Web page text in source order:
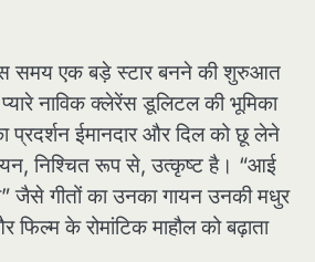
समय एक बड़े स्टार बनने की शुरुआत
नाविक क्लेरेंस डूलिटल की भूमिका
प्रदर्शन ईमानदार और दिल को छू लेने
निश्चित रूप से, उत्कृष्ट है। “आई
जैसे गीतों का उनका गायन उनकी मधुर
फिल्म के रोमांटिक माहौल को बढ़ाता